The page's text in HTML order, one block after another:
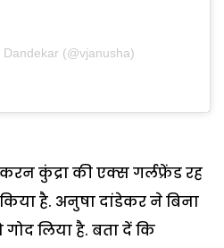
(@vjanusha)
कुंद्रा की एक्स गर्लफ्रेंड रह
है. अनुषा दांडेकर ने बिना
गोद लिया है. बता दें कि